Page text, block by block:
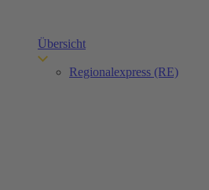
Übersicht
Regionalexpress (RE)